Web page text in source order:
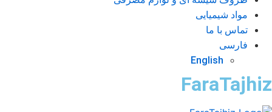
مواد شیمیایی
تماس با ما
فارسی
English